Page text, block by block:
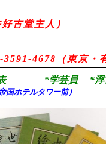
古堂主人）
4678（東京・
表 *学芸員 *浮
国ホテルタワー前）